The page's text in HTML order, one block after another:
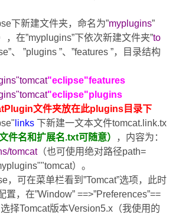
下新建文件夹，命名为”myplugins”
，在”myplugins”下依次新建文件夹”to
、 ”plugins ”、 ”features ”，目录结构
"eclipse"features
"eclipse"plugins
文件夹放在此plugins 目录下
links 下新建一文本文件tomcat.link.tx
件名和扩展名.txt可随意）
，内容为：
tomcat（也可使用绝对路径path=
）。
，可在菜单栏看到 ”Tomcat”选项，此时
置，在”Window” ==>”Preferences”==
择Tomcat版本Version5.x （我使用的